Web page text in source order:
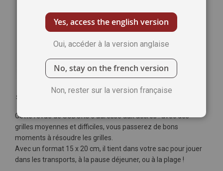
Soyez le premier à commenter ce produit
Cette revue de SUDOKU s'adresse aux accros : avec des
grilles moyennes et difficiles, vous passerez de bons
moments à résoudre les grilles.
Avec un format 15 x 20 cm, il tient dans votre sac pour jouer
dans les transports, à la pause déjeuner, ou à la plage !
Yes, access the english version
Oui, accéder à la version anglaise
No, stay on the french version
Non, rester sur la version française